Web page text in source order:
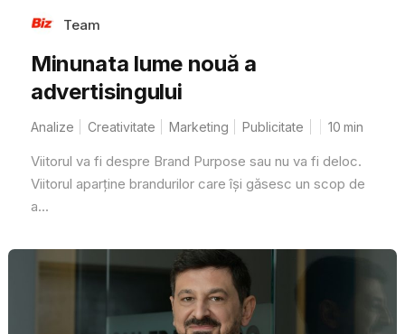
Team
Minunata lume nouă a
advertisingului
Analize Creativitate Marketing Publicitate 10 min
Viitorul va fi despre Brand Purpose sau nu va fi deloc.
Viitorul aparține brandurilor care își găsesc un scop de
a...